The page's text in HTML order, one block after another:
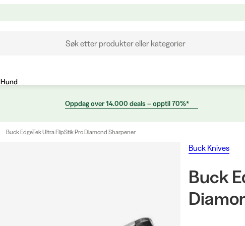
Søk etter produkter eller kategorier
Hund
Oppdag over 14.000 deals – opptil 70%*
Buck EdgeTek Ultra FlipStik Pro Diamond Sharpener
Buck Knives
Buck